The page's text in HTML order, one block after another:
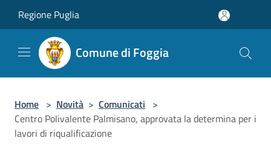
Regione Puglia
Comune di Foggia
Home > Novità > Comunicati >
Centro Polivalente Palmisano, approvata la determina per i
lavori di riqualificazione